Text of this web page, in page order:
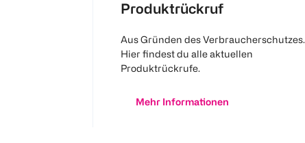
Produktrückruf
Aus Gründen des Verbraucherschutzes.
Hier findest du alle aktuellen
Produktrückrufe.
Mehr Informationen